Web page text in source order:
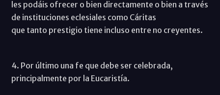
les podáis ofrecer o bien directamente o bien a través
de instituciones eclesiales como Cáritas
que tanto prestigio tiene incluso entre no creyentes.
4. Por último una fe que debe ser celebrada,
principalmente por la Eucaristía.